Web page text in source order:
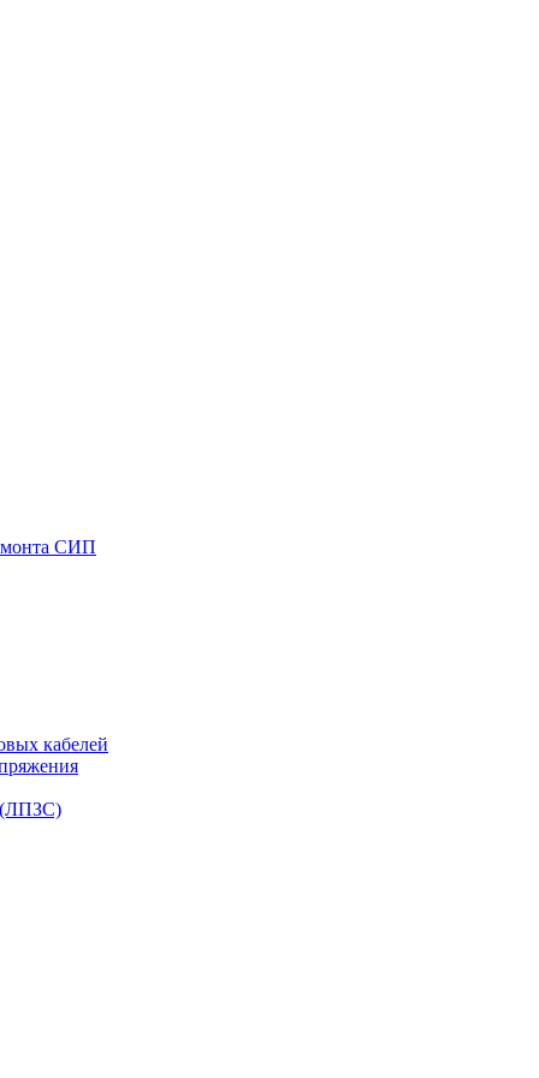
СИП
кабелей
(ЛПЗС)